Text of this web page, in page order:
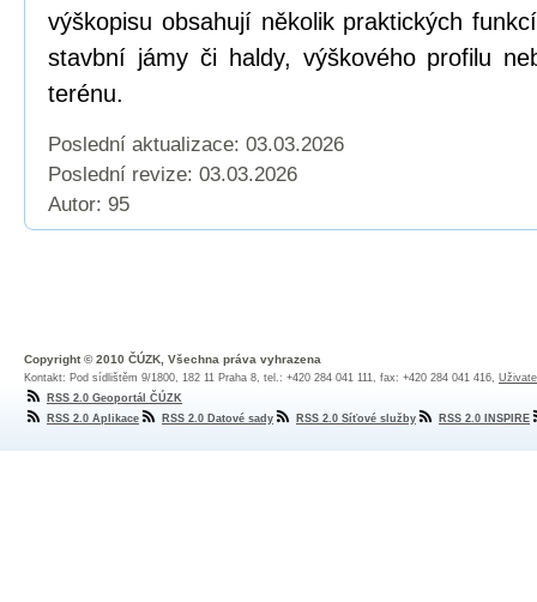
výškopisu obsahují několik praktických
stavbní jámy či haldy, výškového profilu
terénu.
Poslední aktualizace: 03.03.2026
Poslední revize: 03.03.2026
Autor: 95
Copyright © 2010 ČÚZK, Všechna práva vyhrazena
Kontakt: Pod sídlištěm 9/1800, 182 11 Praha 8, tel.: +420 284 041 111, fax: +420 284 041 416,
RSS 2.0 Geoportál ČÚZK
RSS 2.0 Aplikace
RSS 2.0 Datové sady RSS 2.0 Síťové služby RSS 2.0 INSPIRE